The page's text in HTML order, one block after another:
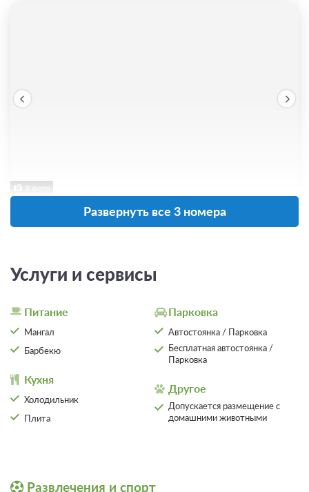
8 фото
Апартаменты на 2 этаже с видом на
патио и мангалом
Ванная комната в номере
2 гостя
В стоимость входит:
Невозвратный тариф, Без питания
При отмене оплата не возвращается
Требуется внесение предоплаты в течение 2 часов.
Сумма предоплаты составляет -1 руб.
Развернуть все 3 номера
Услуги и сервисы
Питание
Мангал
Барбекю
Кухня
Холодильник
Плита
Парковка
Автостоянка / Парковка
Бесплатная автостоянка /
Парковка
Другое
Допускается размещение с
домашними животными
Развлечения и спорт